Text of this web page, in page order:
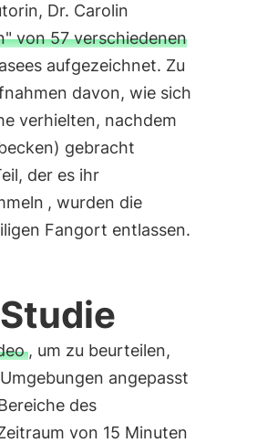
Dr. Carolin
von 57 verschiedenen
aufgezeichnet. Zu
davon, wie sich
verhielten, nachdem
gebracht
der es ihr
, wurden die
Fangort entlassen.
, um zu beurteilen,
angepasst
des
von 15 Minuten